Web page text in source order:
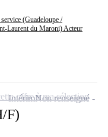
(Guadeloupe /
Laurent du Maroni) Acteur
F)
IntérimNon renseigné
offre à ma sélection